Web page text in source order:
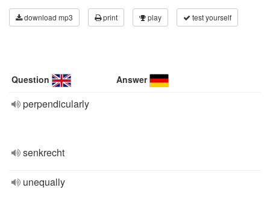
download mp3 print play test yourself
Question Answer
perpendicularly
senkrecht
unequally